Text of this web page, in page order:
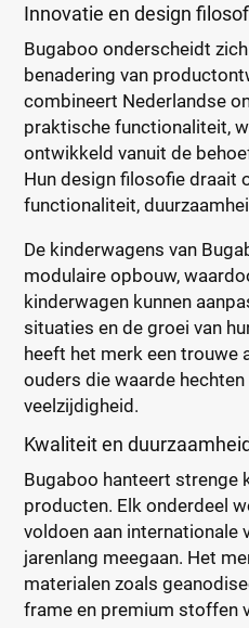
Innovatie en design
Bugaboo onderscheidt
benadering van
combineert Nederlandse
praktische functionaliteit,
ontwikkeld vanuit de
Hun design filosofie draait
functionaliteit,
De kinderwagens van
modulaire opbouw,
kinderwagen kunnen
situaties en de groei van
heeft het merk een trouwe
ouders die waarde
veelzijdigheid.
Kwaliteit en duurzaamheid
Bugaboo hanteert strenge
producten. Elk onderdeel
voldoen aan internationale
jarenlang meegaan. Het
materialen zoals
frame en premium stoffen